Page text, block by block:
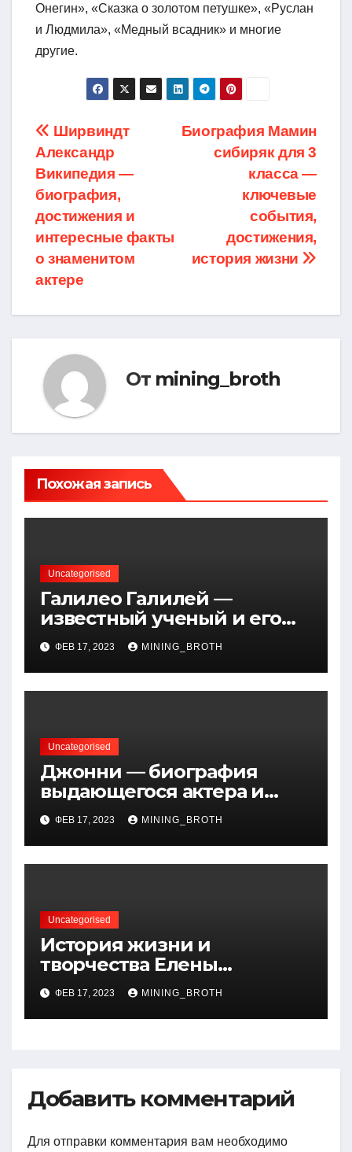
Онегин», «Сказка о золотом петушке», «Руслан
и Людмила», «Медный всадник» и многие
другие.
Навигация
по
записям
Биография Мамин
сибиряк для 3
класса —
ключевые
события,
достижения,
история жизни
Ширвиндт
Александр
Википедия —
биография,
достижения и
интересные факты
о знаменитом
актере
От mining_broth
Похожая запись
Uncategorised
Галилео Галилей —
известный ученый и его
открытия — краткая
биография, достижения и
вклад в науку
ФЕВ 17, 2023 MINING_BROTH
Uncategorised
Джонни — биография
выдающегося актера и
талантливого певца, чья
артистичность захватывает
миллионы сердец
ФЕВ 17, 2023 MINING_BROTH
Uncategorised
История жизни и
творчества Елены
Дубровской — биография,
достижения, интересные
факты
ФЕВ 17, 2023 MINING_BROTH
Добавить комментарий
Для отправки комментария вам необходимо